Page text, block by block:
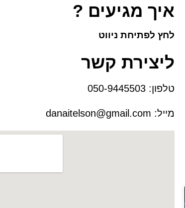
איך מגיעים ?
לחץ לפתיחת ניווט
ליצירת קשר
טלפון: 050-9445503
מייל: danaitelson@gmail.com